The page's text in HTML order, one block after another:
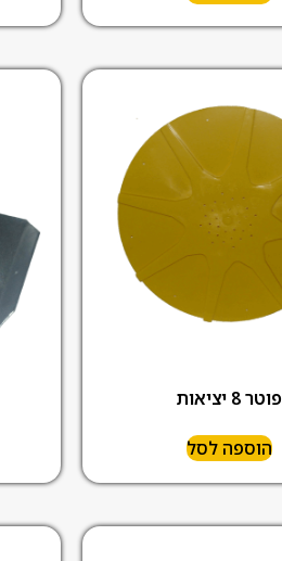
פוטר 8 יציאות
הוספה לסל